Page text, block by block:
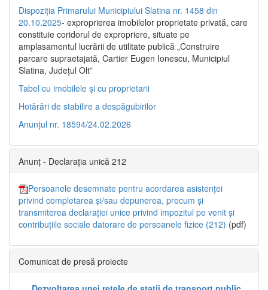
Dispoziția Primarului Municipiului Slatina nr. 1458 din
20.10.2025- exproprierea imobilelor proprietate privată, care
constituie coridorul de expropriere, situate pe
amplasamentul lucrării de utilitate publică „Construire
parcare supraetajată, Cartier Eugen Ionescu, Municipiul
Slatina, Județul Olt”
Tabel cu imobilele și cu proprietarii
Hotărâri de stabilire a despăgubirilor
Anunțul nr. 18594/24.02.2026
Anunț - Declarația unică 212
Persoanele desemnate pentru acordarea asistenței
privind completarea și/sau depunerea, precum și
transmiterea declarației unice privind impozitul pe venit și
contribuțiile sociale datorare de persoanele fizice (212) (pdf)
Comunicat de presă proiecte